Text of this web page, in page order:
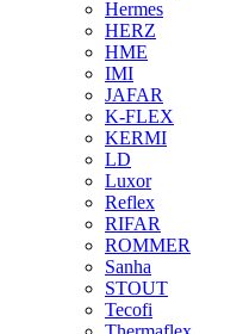
Hermes
HERZ
HME
IMI
JAFAR
K-FLEX
KERMI
LD
Luxor
Reflex
RIFAR
ROMMER
Sanha
STOUT
Tecofi